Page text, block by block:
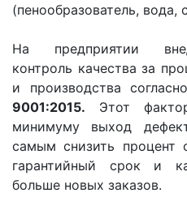
(пенообразователь, вода,
На предприятии
контроль качества за
и производства
9001:2015. Этот
минимуму выход
самым снизить процент
гарантийный срок и
больше новых заказов.